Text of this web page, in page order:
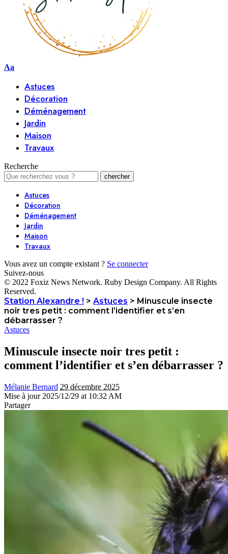
Aa
Astuces
Décoration
Déménagement
Jardin
Maison
Travaux
Recherche
Astuces
Décoration
Déménagement
Jardin
Maison
Travaux
Vous avez un compte existant ? Se connecter
Suivez-nous
© 2022 Foxiz News Network. Ruby Design Company. All Rights
Reserved.
Station Alexandre ! > Astuces > Minuscule insecte
noir tres petit : comment l’identifier et s’en
débarrasser ?
Astuces
Minuscule insecte noir tres petit :
comment l’identifier et s’en débarrasser ?
Mélanie Bernard 29 décembre 2025
Mise à jour 2025/12/29 at 10:32 AM
Partager